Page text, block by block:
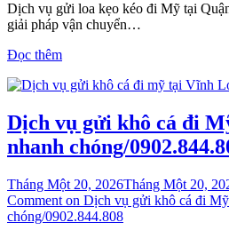
Dịch vụ gửi loa kẹo kéo đi Mỹ tại
giải pháp vận chuyển…
Đọc thêm
Dịch vụ gửi khô cá đi
nhanh chóng/
Tháng Một 20, 2026Tháng Một 20,
Comment on Dịch vụ gửi khô cá đi
chóng/0902.844.808